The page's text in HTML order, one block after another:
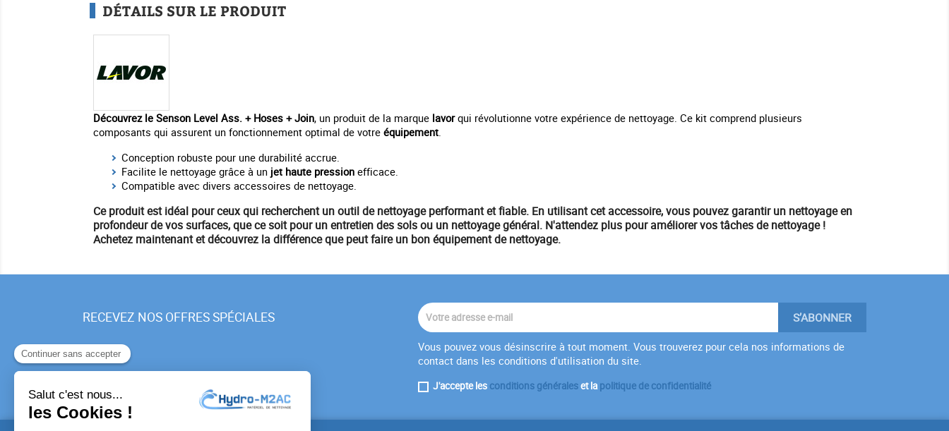
DÉTAILS SUR LE PRODUIT
Découvrez le Senson Level Ass. + Hoses + Join, un produit de la marque lavorqui révolutionne votre expérience de nettoyage. Ce kit comprend plusieurs
composants qui assurent un fonctionnement optimal de votre équipement.
Conception robuste pour une durabilité accrue.
Facilite le nettoyage grâce à un jet haute pression efficace.
Compatible avec divers accessoires de nettoyage.
Ce produit est idéal pour ceux qui recherchent unoutil de nettoyageperformant et fiable. En utilisant cet accessoire, vous pouvez garantir un nettoyage en
profondeur de vos surfaces, que ce soit pour unentretien des solsou un nettoyage général. N'attendez plus pour améliorer vos tâches de nettoyage !
Achetez maintenantet découvrez la différence que peut faire un bonéquipementde nettoyage.
RECEVEZ NOS OFFRES SPÉCIALES
Vous pouvez vous désinscrire à tout moment. Vous trouverez pour cela nos informations de
contact dans les conditions d'utilisation du site.
J'accepte les conditions généraleset lapolitique de confidentialité